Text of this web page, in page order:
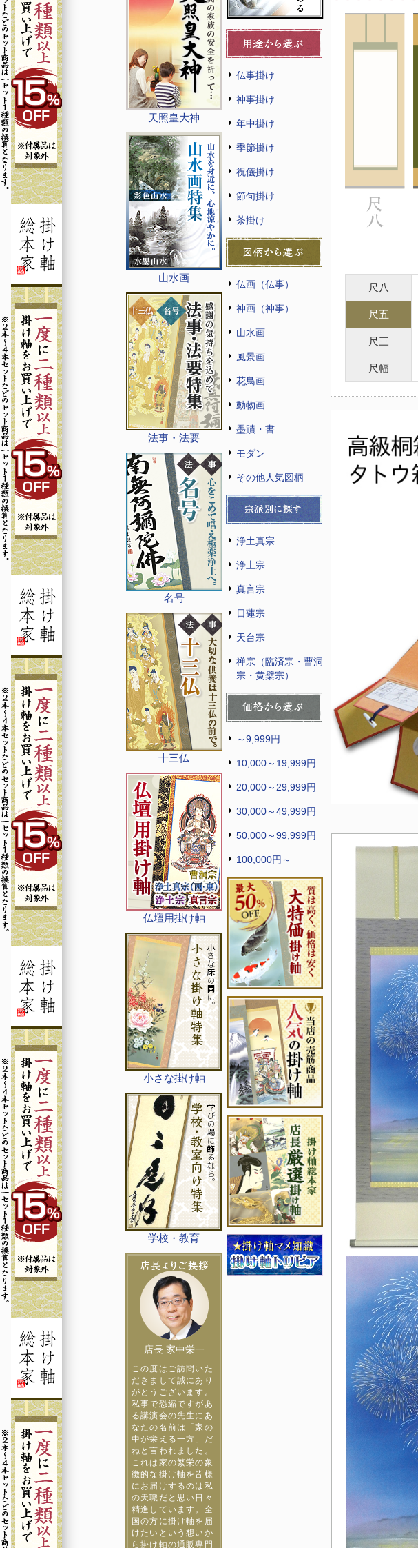
天照皇大神
山水画
法事・法要
名号
十三仏
仏壇用掛け軸
小さな掛け軸
学校・教育
店長 家中栄一
この度はご訪問いた
だきまして誠にあり
がとうございます。
私事で恐縮ですがあ
る講演会の先生にあ
なたの名前は「家の
中が栄える一方」だ
ねと言われました。
これは家の繁栄の象
徴的な掛け軸を皆様
にお届けするのは私
の天職だと思い日々
精進しています。全
国の方に掛け軸を届
けたいという想いか
ら掛け軸の通販専門
仏事掛け
神事掛け
年中掛け
季節掛け
祝儀掛け
節句掛け
茶掛け
仏画（仏事）
神画（神事）
山水画
風景画
花鳥画
動物画
墨蹟・書
モダン
その他人気図柄
浄土真宗
浄土宗
真言宗
日蓮宗
天台宗
禅宗（臨済宗・曹洞
宗・黄檗宗）
～9,999円
10,000～19,999円
20,000～29,999円
30,000～49,999円
50,000～99,999円
100,000円～
尺八
尺五
尺三
尺幅